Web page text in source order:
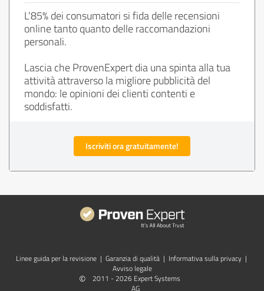
L'85% dei consumatori si fida delle recensioni
online tanto quanto delle raccomandazioni
personali.
Lascia che ProvenExpert dia una spinta alla tua
attività attraverso la migliore pubblicità del
mondo: le opinioni dei clienti contenti e
soddisfatti.
Iscriviti ora gratuitamente!
Linee guida per la revisione | Garanzia di qualità | Informativa sulla privacy |
Avviso legale
©
2011 - 2026 Expert Systems
AG